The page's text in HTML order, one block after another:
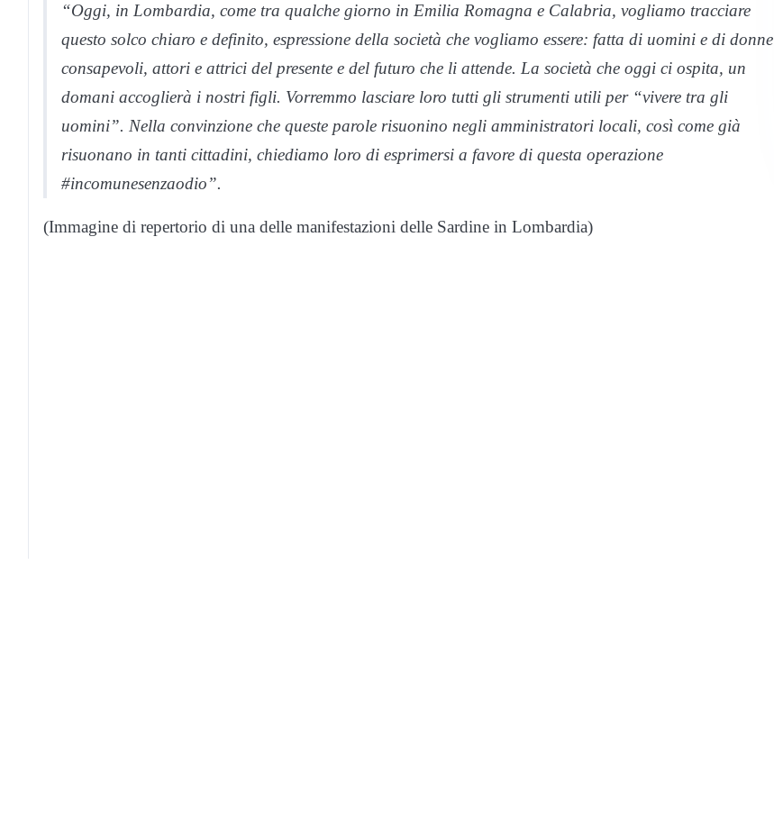
“Oggi, in Lombardia, come tra qualche giorno in Emilia Romagna e Calabria, vogliamo tracciare
questo solco chiaro e definito, espressione della società che vogliamo essere: fatta di uomini e di donne
consapevoli, attori e attrici del presente e del futuro che li attende. La società che oggi ci ospita, un
domani accoglierà i nostri figli. Vorremmo lasciare loro tutti gli strumenti utili per “vivere tra gli
uomini”. Nella convinzione che queste parole risuonino negli amministratori locali, così come già
risuonano in tanti cittadini, chiediamo loro di esprimersi a favore di questa operazione
#incomunesenzaodio”.
(Immagine di repertorio di una delle manifestazioni delle Sardine in Lombardia)